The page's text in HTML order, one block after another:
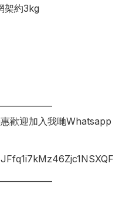
架約3kg
歡迎加入我哋Whatsapp